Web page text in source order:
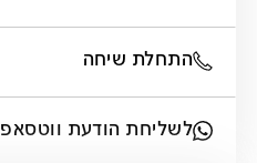
התחלת שיחה
לשליחת הודעת ווטסאפ